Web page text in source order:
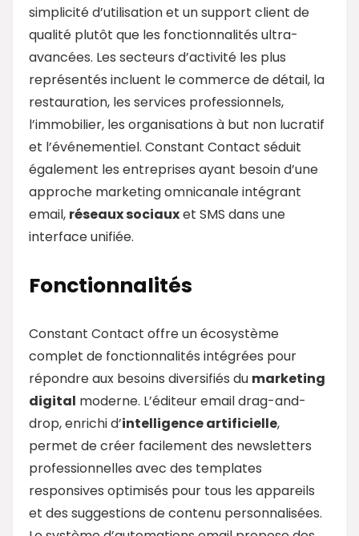
simplicité d’utilisation et un support client de
qualité plutôt que les fonctionnalités ultra-
avancées. Les secteurs d’activité les plus
représentés incluent le commerce de détail, la
restauration, les services professionnels,
l’immobilier, les organisations à but non lucratif
et l’événementiel. Constant Contact séduit
également les entreprises ayant besoin d’une
approche marketing omnicanale intégrant
email, réseaux sociauxet SMS dans une
interface unifiée.
Fonctionnalités
Constant Contact offre un écosystème
complet de fonctionnalités intégrées pour
répondre aux besoins diversifiés du marketing
digital moderne. L’éditeur email drag-and-
drop, enrichi d’intelligence artificielle,
permet de créer facilement des newsletters
professionnelles avec des templates
responsives optimisés pour tous les appareils
et des suggestions de contenu personnalisées.